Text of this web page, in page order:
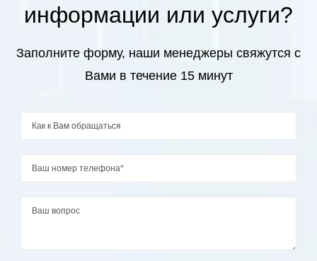
Specialist(октябрь 2018) ,
«Athelets movement Control training
program»(февраль 2019)
«Мышечные и сухожильные травмы.
Современные подходы к лечению и
информации или услуги?
Заполните форму, наши менеджеры свяжутся с
Вами в течение 15 минут